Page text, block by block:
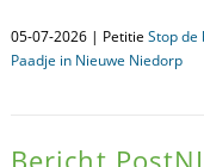
05-07-2026 | Petitie Stop de
Paadje in Nieuwe Niedorp
Bericht